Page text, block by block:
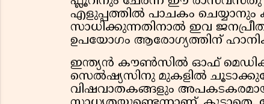
എളുപ്പത്തിൽ പാചകം
സാധിക്കുന്നതിനാൽ ഇവ
ഉപയോഗം ആരോഗ്യത്തിന്
ഇന്ത്യൻ കൗൺസിൽ ഓഫ്
സെൽഷ്യസിനു മുകളിൽ
വിഷവാതകങ്ങളും